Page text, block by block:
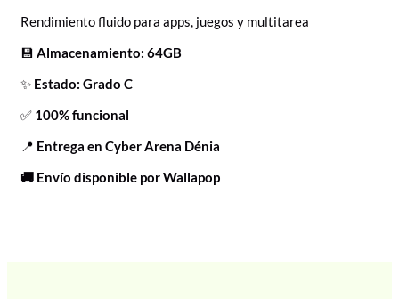
Rendimiento fluido para apps, juegos y multitarea
💾 Almacenamiento: 64GB
✨ Estado: Grado C
✅ 100% funcional
📍 Entrega en Cyber Arena Dénia
🚚 Envío disponible por Wallapop